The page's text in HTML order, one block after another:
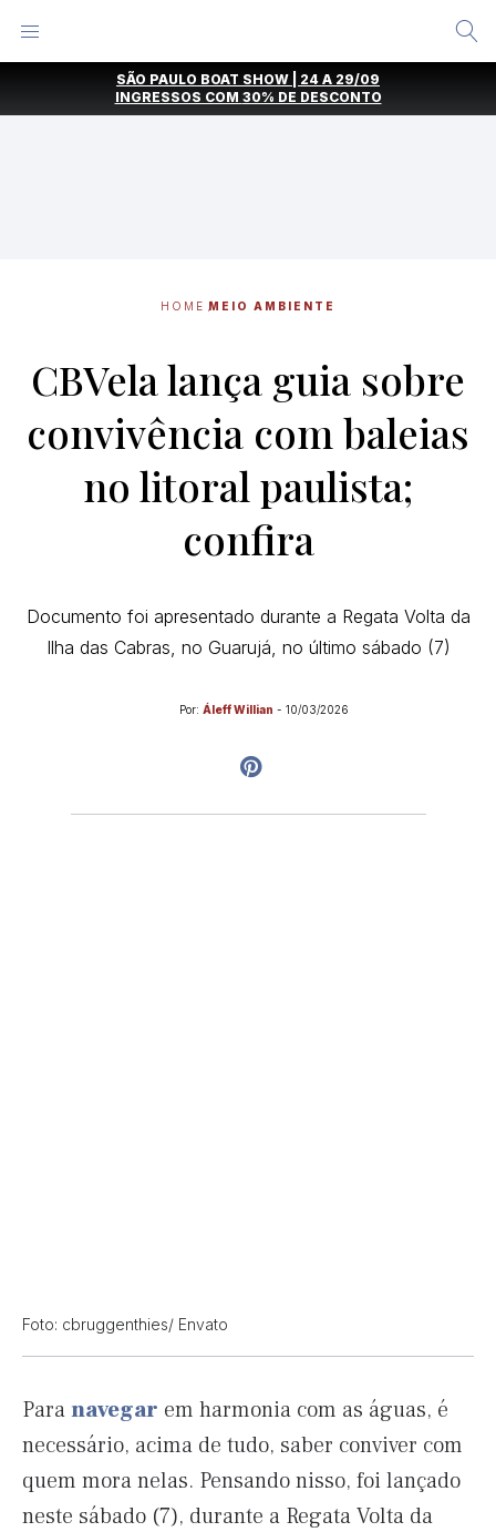
SÃO PAULO BOAT SHOW | 24 A 29/09
INGRESSOS COM 30% DE DESCONTO
HOME MEIO AMBIENTE
CBVela lança guia sobre
convivência com baleias
no litoral paulista;
confira
Documento foi apresentado durante a Regata Volta da
Ilha das Cabras, no Guarujá, no último sábado (7)
Por: Áleff Willian - 10/03/2026
Foto: cbruggenthies/ Envato
Paranavegar em harmonia com as águas, é
necessário, acima de tudo, saber conviver com
quem mora nelas. Pensando nisso, foi lançado
neste sábado (7), durante a Regata Volta da